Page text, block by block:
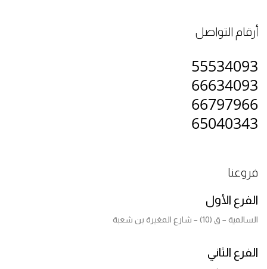
أرقام التواصل
55534093
66634093
66797966
65040343
فروعنا
الفرع الأول
السالمية – ق (10) – شارع المغيرة بن شعبة
الفرع الثاني